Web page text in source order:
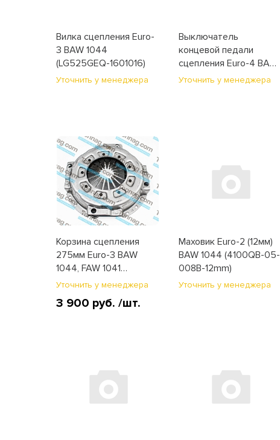
Вилка сцепления Euro-
3 BAW 1044
(LG525GEQ-1601016)
Уточнить у менеджера
Выключатель
концевой педали
сцепления Euro-4 BAW
1044, 1065
Уточнить у менеджера
Корзина сцепления
275мм Euro-3 BAW
1044, FAW 1041
(1601310-E3)
Уточнить у менеджера
3 900 руб./шт.
Маховик Euro-2 (12мм)
BAW 1044 (4100QB-05-
008B-12mm)
Уточнить у менеджера